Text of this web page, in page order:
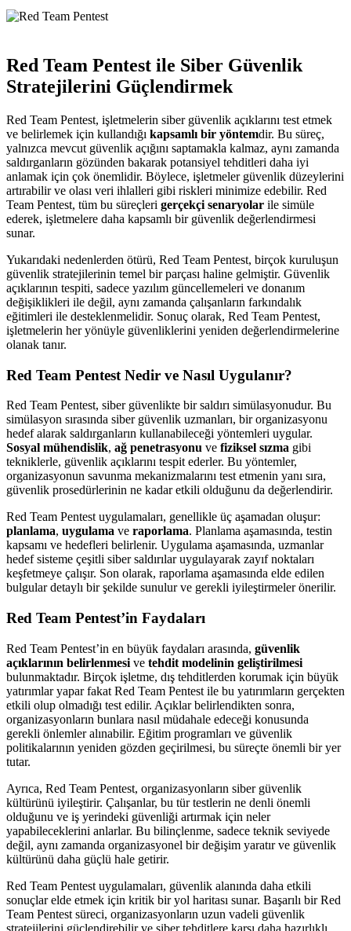
Red Team Pentest ile Siber Güvenlik
Stratejilerini Güçlendirmek
Red Team Pentest, işletmelerin siber güvenlik açıklarını test etmek
ve belirlemek için kullandığı kapsamlı bir yöntemdir. Bu süreç,
yalnızca mevcut güvenlik açığını saptamakla kalmaz, aynı zamanda
saldırganların gözünden bakarak potansiyel tehditleri daha iyi
anlamak için çok önemlidir. Böylece, işletmeler güvenlik düzeylerini
artırabilir ve olası veri ihlalleri gibi riskleri minimize edebilir. Red
Team Pentest, tüm bu süreçleri gerçekçi senaryolar ile simüle
ederek, işletmelere daha kapsamlı bir güvenlik değerlendirmesi
sunar.
Yukarıdaki nedenlerden ötürü, Red Team Pentest, birçok kuruluşun
güvenlik stratejilerinin temel bir parçası haline gelmiştir. Güvenlik
açıklarının tespiti, sadece yazılım güncellemeleri ve donanım
değişiklikleri ile değil, aynı zamanda çalışanların farkındalık
eğitimleri ile desteklenmelidir. Sonuç olarak, Red Team Pentest,
işletmelerin her yönüyle güvenliklerini yeniden değerlendirmelerine
olanak tanır.
Red Team Pentest Nedir ve Nasıl Uygulanır?
Red Team Pentest, siber güvenlikte bir saldırı simülasyonudur. Bu
simülasyon sırasında siber güvenlik uzmanları, bir organizasyonu
hedef alarak saldırganların kullanabileceği yöntemleri uygular.
Sosyal mühendislik, ağ penetrasyonu ve fiziksel sızma gibi
tekniklerle, güvenlik açıklarını tespit ederler. Bu yöntemler,
organizasyonun savunma mekanizmalarını test etmenin yanı sıra,
güvenlik prosedürlerinin ne kadar etkili olduğunu da değerlendirir.
Red Team Pentest uygulamaları, genellikle üç aşamadan oluşur:
planlama, uygulama ve raporlama. Planlama aşamasında, testin
kapsamı ve hedefleri belirlenir. Uygulama aşamasında, uzmanlar
hedef sisteme çeşitli siber saldırılar uygulayarak zayıf noktaları
keşfetmeye çalışır. Son olarak, raporlama aşamasında elde edilen
bulgular detaylı bir şekilde sunulur ve gerekli iyileştirmeler önerilir.
Red Team Pentest’in Faydaları
Red Team Pentest’in en büyük faydaları arasında, güvenlik
açıklarının belirlenmesi ve tehdit modelinin geliştirilmesi
bulunmaktadır. Birçok işletme, dış tehditlerden korumak için büyük
yatırımlar yapar fakat Red Team Pentest ile bu yatırımların gerçekten
etkili olup olmadığı test edilir. Açıklar belirlendikten sonra,
organizasyonların bunlara nasıl müdahale edeceği konusunda
gerekli önlemler alınabilir. Eğitim programları ve güvenlik
politikalarının yeniden gözden geçirilmesi, bu süreçte önemli bir yer
tutar.
Ayrıca, Red Team Pentest, organizasyonların siber güvenlik
kültürünü iyileştirir. Çalışanlar, bu tür testlerin ne denli önemli
olduğunu ve iş yerindeki güvenliği artırmak için neler
yapabileceklerini anlarlar. Bu bilinçlenme, sadece teknik seviyede
değil, aynı zamanda organizasyonel bir değişim yaratır ve güvenlik
kültürünü daha güçlü hale getirir.
Red Team Pentest uygulamaları, güvenlik alanında daha etkili
sonuçlar elde etmek için kritik bir yol haritası sunar. Başarılı bir Red
Team Pentest süreci, organizasyonların uzun vadeli güvenlik
stratejilerini güçlendirebilir ve siber tehditlere karşı daha hazırlıklı